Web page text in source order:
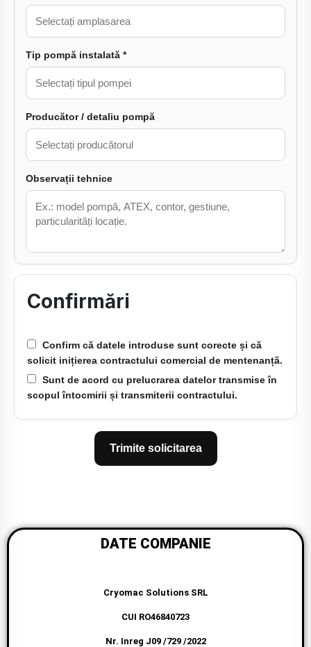
Tip pompă instalată *
Producător / detaliu pompă
Observații tehnice
Confirmări
Confirm că datele introduse sunt corecte și că
solicit inițierea contractului comercial de mentenanță.
Sunt de acord cu prelucrarea datelor transmise în
scopul întocmirii și transmiterii contractului.
Trimite solicitarea
DATE COMPANIE
Cryomac Solutions SRL
CUI RO46840723
Nr. Inreg J09 /729 /2022